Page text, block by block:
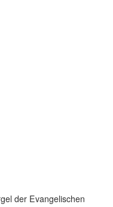
der Evangelischen